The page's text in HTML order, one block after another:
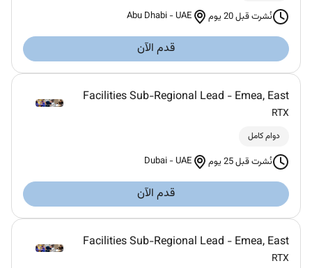
نُشرت قبل 20 يوم Abu Dhabi -UAE
قدم الآن
Facilities Sub-Regional Lead - Emea, East
RTX
دوام كامل
نُشرت قبل 25 يوم Dubai -UAE
قدم الآن
Facilities Sub-Regional Lead - Emea, East
RTX